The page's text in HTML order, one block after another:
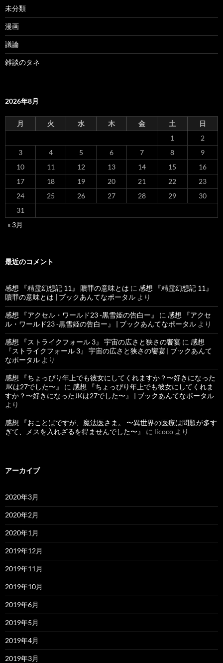
未分類
漫画
議論
雑談のタネ
2026年8月
月 火 水 木 金 土
日
1
2
3
4 5 6 7 8
9
10
11 12 13 14 15
16
17
18 19 20 21 22
23
24
25 26 27 28 29
30
31
« 3月
最近のコメント
感想 『精霊幻想記 11』 贖罪の意味とは に 感想 『精霊幻想記 11』
贖罪の意味とは | ブックあんてなポータル より
感想 『アクセル・ワールド23 -黒雪姫の告白ー』 に 感想 『アクセ
ル・ワールド23 -黒雪姫の告白ー』 | ブックあんてなポータル より
感想 『ストライクフォール 3』 宇宙の広さと狭さの饗宴 に 感想
『ストライクフォール 3』 宇宙の広さと狭さの饗宴 | ブックあんて
なポータル より
感想 『ちょっぴり年上でも彼女にしてくれますか？〜好きになった
JKは27でした〜』
に 感想 『ちょっぴり年上でも彼女にしてくれま
すか？〜好きになったJKは27でした〜』 | ブックあんてなポータル
より
感想 『おことばですが、魔法医さま。 〜異世界の医療は問題が多す
ぎて、メスを入れざるを得ませんでした〜』
に licoco より
アーカイブ
2020年3月
2020年2月
2020年1月
2019年12月
2019年11月
2019年10月
2019年6月
2019年5月
2019年4月
2019年3月